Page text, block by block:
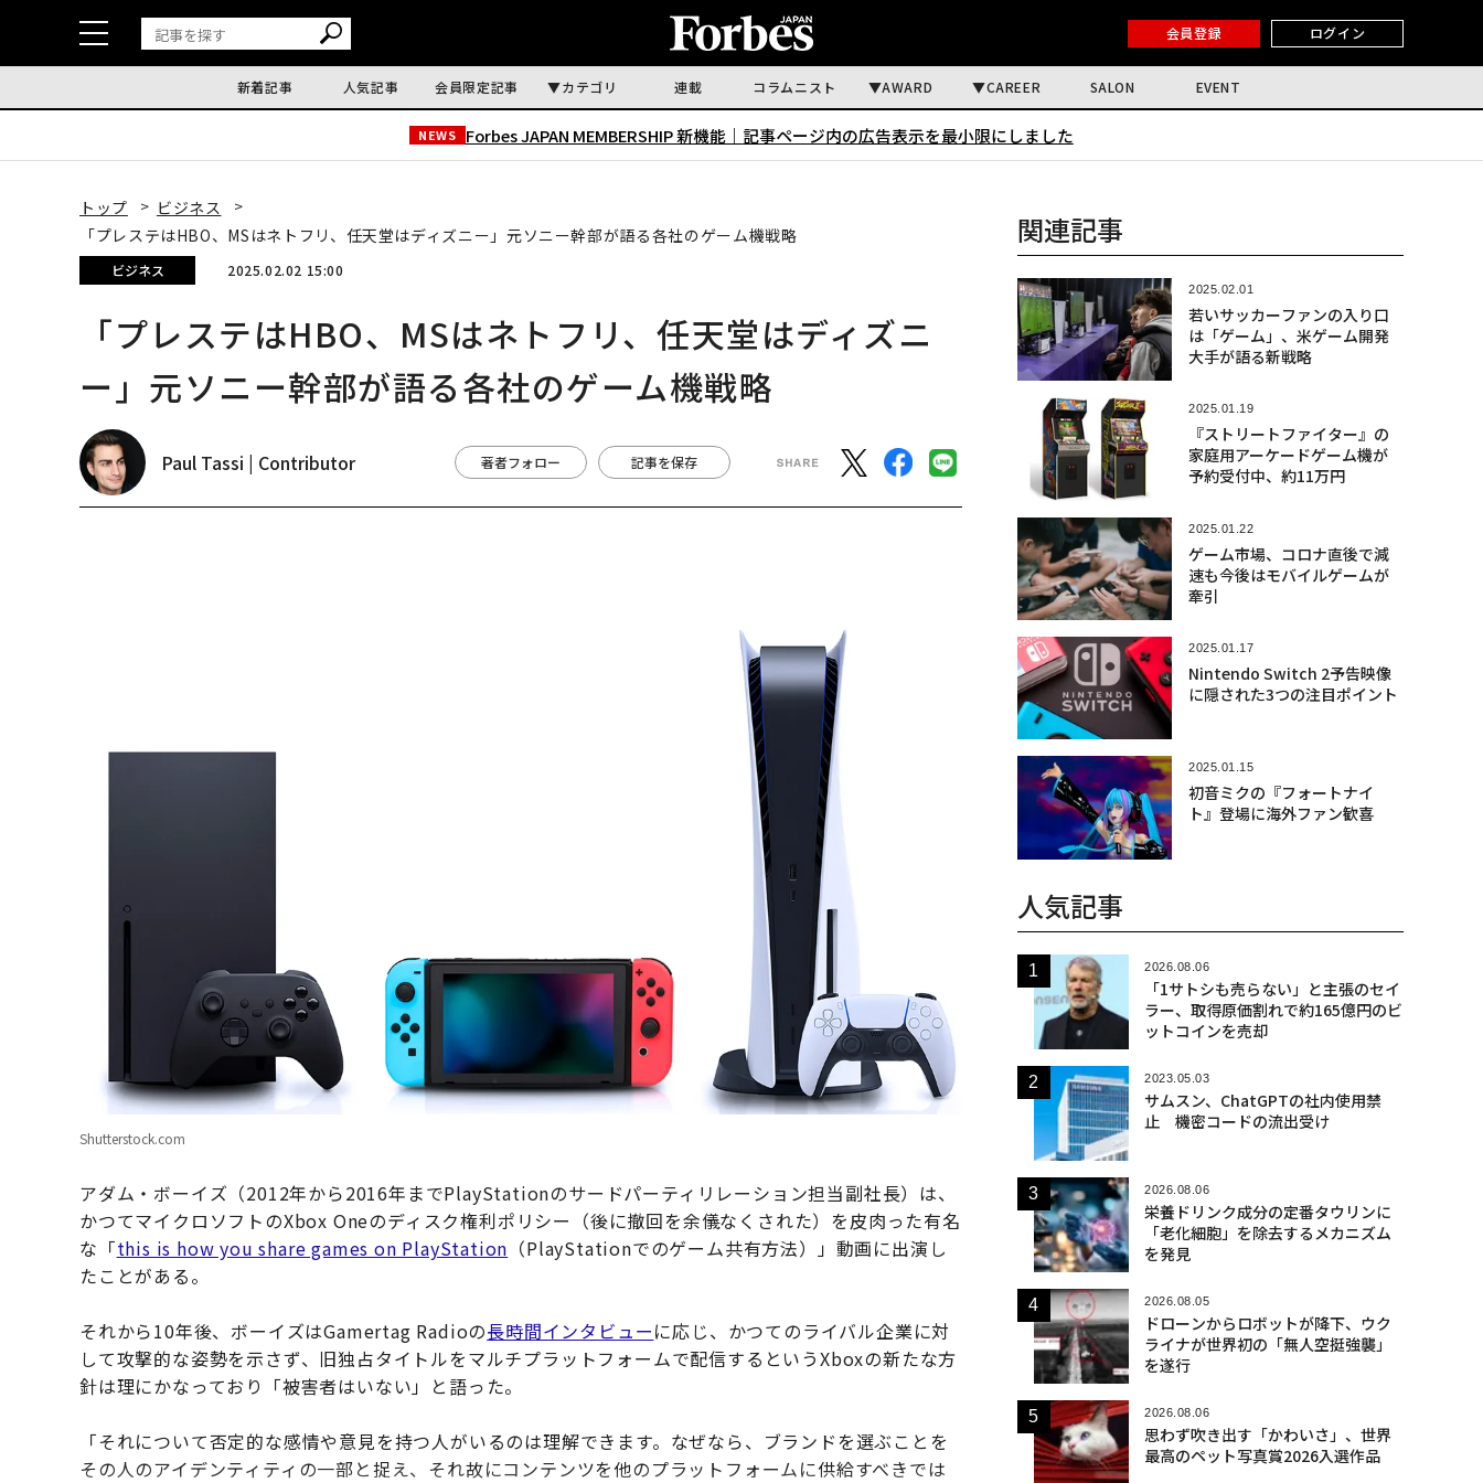
会員登録 ログイン
新着記事 人気記事 会員限定記事 カテゴリ 連載 コラムニスト AWARD CAREER SALON EVENT
NEWS Forbes JAPAN MEMBERSHIP 新機能｜ 記事ページ内の広告表示を最小限にしました
トップ
ビジネス
「プレステはHBO、MSはネトフリ、任天堂はディズニー」元ソニー幹部が語る各社のゲーム機戦略
ビジネス 2025.02.02 15:00
「プレステはHBO、MSはネトフリ、任天堂はディズニ
ー」元ソニー幹部が語る各社のゲーム機戦略
Paul Tassi | Contributor 著者フォロー 記事を保存
Shutterstock.com
アダム・ボーイズ（2012年から2016年までPlayStationのサードパーティリレーション担当副社長）は、
かつてマイクロソフトのXbox Oneのディスク権利ポリシー（後に撤回を余儀なくされた）を皮肉った有名
な「this is how you share games on PlayStation （PlayStationでのゲーム共有方法）」動画に出演し
たことがある。
それから10年後、ボーイズはGamertag Radioの長時間インタビューに応じ、かつてのライバル企業に対
して攻撃的な姿勢を示さず、旧独占タイトルをマルチプラットフォームで配信するというXboxの新たな方
針は理にかなっており「被害者はいない」と語った。
「それについて否定的な感情や意見を持つ人がいるのは理解できます。なぜなら、ブランドを選ぶことを
その人のアイデンティティの一部と捉え、それ故にコンテンツを他のプラットフォームに供給すべきでは
関連記事
2025.02.01
若いサッカーファンの入り口
は「ゲーム」、米ゲーム開発
大手が語る新戦略
2025.01.19
『ストリートファイター』の
家庭用アーケードゲーム機が
予約受付中、約11万円
2025.01.22
ゲーム市場、コロナ直後で減
速も今後はモバイルゲームが
牽引
2025.01.17
Nintendo Switch 2予告映像
に隠された3つの注目ポイント
2025.01.15
初音ミクの『フォートナイ
ト』登場に海外ファン歓喜
人気記事
2026.08.06
「1サトシも売らない」と主張のセイ
ラー、取得原価割れで約165億円のビ
ットコインを売却
2023.05.03
サムスン、ChatGPTの社内使用禁
止 機密コードの流出受け
2026.08.06
栄養ドリンク成分の定番タウリンに
「老化細胞」を除去するメカニズム
を発見
2026.08.05
ドローンからロボットが降下、ウク
ライナが世界初の「無人空挺強襲」
を遂行
2026.08.06
思わず吹き出す「かわいさ」、世界
最高のペット写真賞2026入選作品